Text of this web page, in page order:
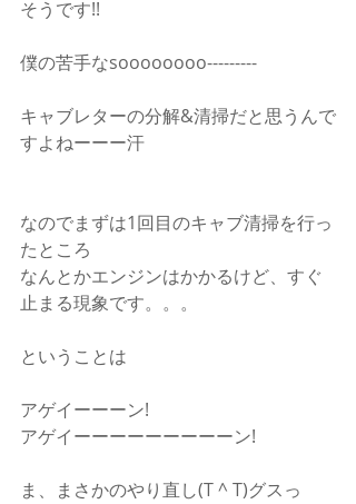
そうです!!
僕の苦手なsoooooooo---------
キャブレターの分解&清掃だと思うんで
すよねーーー汗
なのでまずは1回目のキャブ清掃を行っ
たところ
なんとかエンジンはかかるけど、すぐ
止まる現象です。。。
ということは
アゲイーーーン!
アゲイーーーーーーーーーン!
ま、まさかのやり直し(T ^ T)グスっ